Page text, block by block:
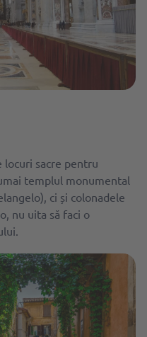
sacre pentru
templul monumental
ci și colonadele
nu uita să faci o